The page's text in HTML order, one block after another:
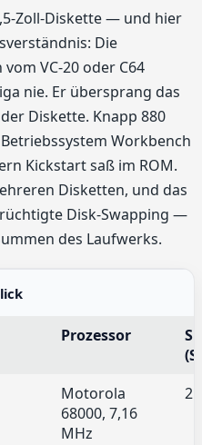
Zoll-Diskette — und hier
Die
VC-20 oder C64
nie. Er übersprang das
Diskette. Knapp 880
Workbench
Kickstart saß im ROM.
Disketten, und das
Disk-Swapping —
des Laufwerks.
Prozessor
Motorola
68000, 7,16
MHz